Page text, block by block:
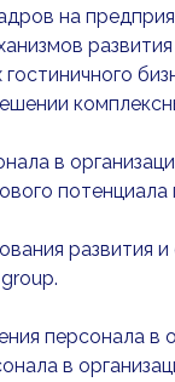
на
в
потенциала
развития
персонала в
в